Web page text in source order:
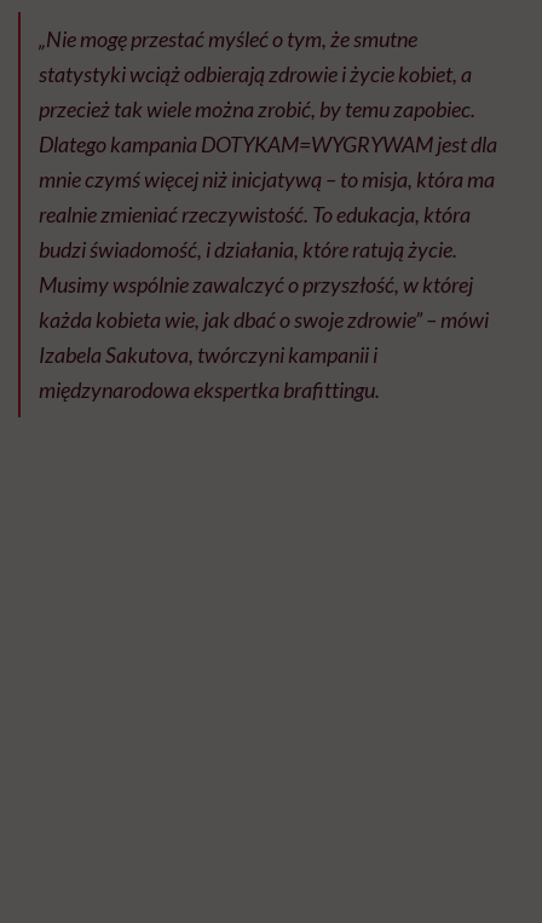
„Nie mogę przestać myśleć o tym, że smutne
statystyki wciąż odbierają zdrowie i życie kobiet, a
przecież tak wiele można zrobić, by temu zapobiec.
Dlatego kampania DOTYKAM=WYGRYWAM jest dla
mnie czymś więcej niż inicjatywą – to misja, która ma
realnie zmieniać rzeczywistość. To edukacja, która
budzi świadomość, i działania, które ratują życie.
Musimy wspólnie zawalczyć o przyszłość, w której
każda kobieta wie, jak dbać o swoje zdrowie” – mówi
Izabela Sakutova, twórczyni kampanii i
międzynarodowa ekspertka brafittingu.